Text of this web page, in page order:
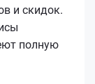
и скидок.
полную